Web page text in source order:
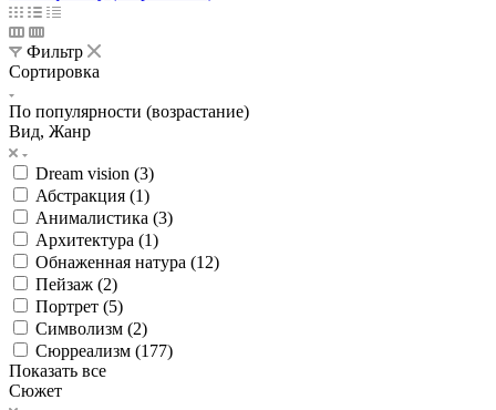
Фильтр
Сортировка
По популярности (возрастание)
Вид, Жанр
Dream vision (3)
Абстракция (1)
Анималистика (3)
Архитектура (1)
Обнаженная натура (12)
Пейзаж (2)
Портрет (5)
Символизм (2)
Сюрреализм (177)
Показать все
Сюжет